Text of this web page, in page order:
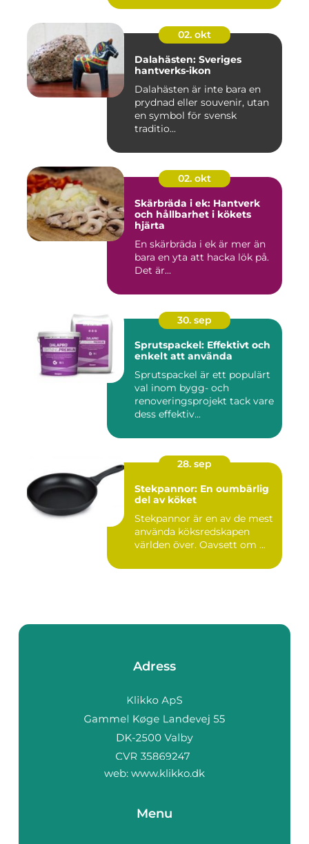
02. okt
Dalahästen: Sveriges
hantverks-ikon
Dalahästen är inte bara en
prydnad eller souvenir, utan
en symbol för svensk
traditio...
02. okt
Skärbräda i ek: Hantverk
och hållbarhet i kökets
hjärta
En skärbräda i ek är mer än
bara en yta att hacka lök på.
Det är...
30. sep
Sprutspackel: Effektivt och
enkelt att använda
Sprutspackel är ett populärt
val inom bygg- och
renoveringsprojekt tack vare
dess effektiv...
28. sep
Stekpannor: En oumbärlig
del av köket
Stekpannor är en av de mest
använda köksredskapen
världen över. Oavsett om ...
Adress
web: www.klikko.dk
Menu